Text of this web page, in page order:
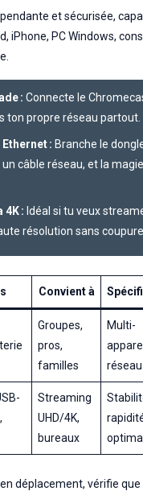
et sécurisée,
iPhone, PC Windows,
: Connecte le
ton propre réseau partout.
: Branche le
câble réseau, et la magie
4K : Idéal si tu veux
résolution sans
Convient à
Groupes,
pros,
familles
Multi-
Streaming
UHD/4K,
bureaux
déplacement, vérifie